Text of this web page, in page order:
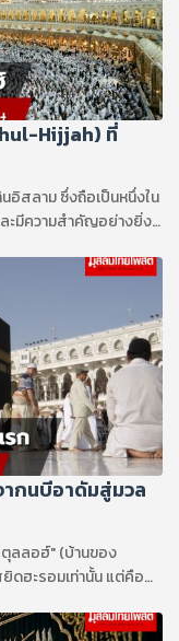
Hijjah) ที่
อิสลาม ซึ่งถือเป็นหนึ่งใน
ะมีความสำคัญอย่างยิ่ง
ากนบีอาดัมสู่มวล
ลลอฮ์" (บ้านของ
ดฮะรอมเท่านั้น แต่คือ